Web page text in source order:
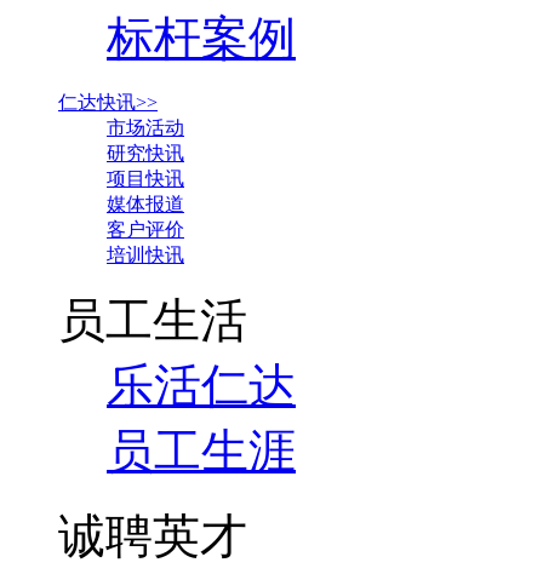
标杆案例
仁达快讯>>
市场活动
研究快讯
项目快讯
媒体报道
客户评价
培训快讯
员工生活
乐活仁达
员工生涯
诚聘英才